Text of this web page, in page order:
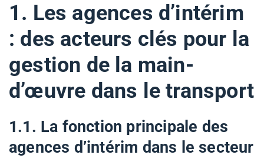
1. Les agences d’intérim
: des acteurs clés pour la
gestion de la main-
d’œuvre dans le transport
1.1. La fonction principale des
agences d’intérim dans le secteur